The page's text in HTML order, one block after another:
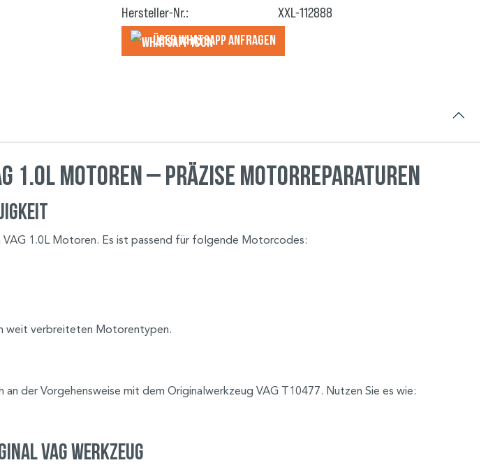
Hersteller-Nr.:
XXL-112888
Über WhatsApp anfragеn
1.0L Motoren – Präzise Motorreparaturen
1.0L Motoren. Es ist passend für folgende Motorcodes:
weit verbreiteten Motorentypen.
der Vorgehensweise mit dem Originalwerkzeug VAG T10477. Nutzen Sie es wie:
VAG Werkzeug